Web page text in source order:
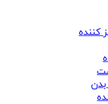
کننده